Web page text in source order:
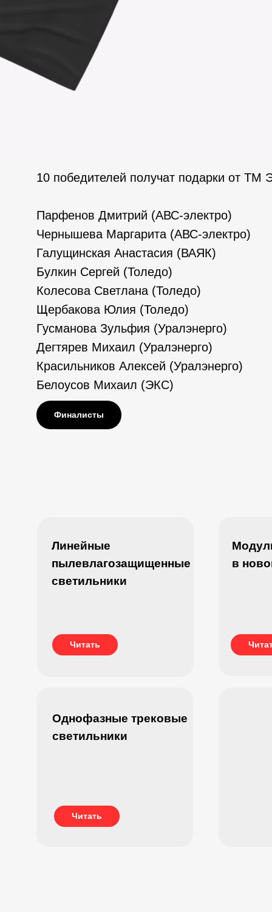
10 победителей получат подарки от ТМ
Парфенов Дмитрий (АВС-электро)
Чернышева Маргарита (АВС-электро)
Галущинская Анастасия (ВАЯК)
Булкин Сергей (Толедо)
Колесова Светлана (Толедо)
Щербакова Юлия (Толедо)
Гусманова Зульфия (Уралэнерго)
Дегтярев Михаил (Уралэнерго)
Красильников Алексей (Уралэнерго)
Белоусов Михаил (ЭКС)
Финалисты
Линейные
пылевлагозащищенные
светильники
Читать
в
Однофазные трековые
светильники
Читать